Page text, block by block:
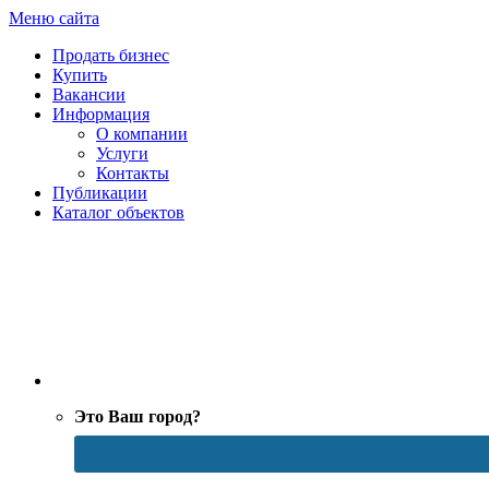
Меню сайта
Продать бизнес
Купить
Вакансии
Информация
О компании
Услуги
Контакты
Публикации
Каталог объектов
Это Ваш город?